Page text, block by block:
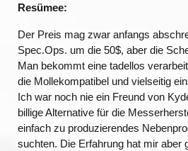
Resümee:
Der Preis mag zwar anfangs
Spec.Ops. um die 50$, aber die
Man bekommt eine tadellos
die Mollekompatibel und vielseitig
Ich war noch nie ein Freund von
billige Alternative für die
einfach zu produzierendes
suchten. Die Erfahrung hat mir aber